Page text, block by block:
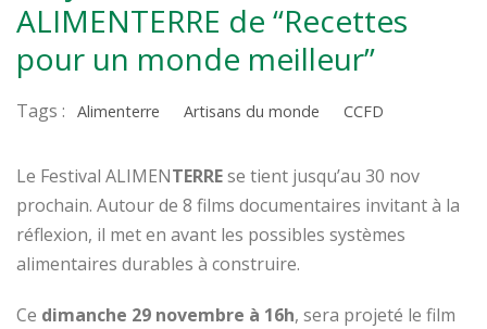
ALIMENTERRE de “Recettes
pour un monde meilleur”
Tags : Alimenterre Artisans du monde CCFD
Le Festival ALIMENTERREse tient jusqu’au 30 nov
prochain. Autour de 8 films documentaires invitant à la
réflexion, il met en avant les possibles systèmes
alimentaires durables à construire.
Ce dimanche 29 novembre à 16h, sera projeté le film